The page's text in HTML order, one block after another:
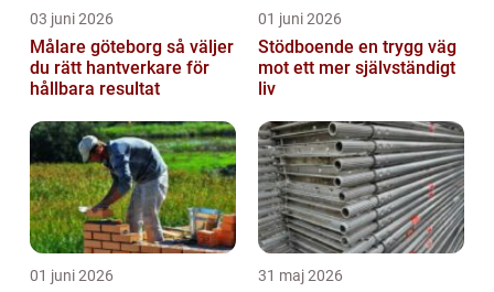
03 juni 2026
Målare göteborg så väljer
du rätt hantverkare för
hållbara resultat
01 juni 2026
Stödboende en trygg väg
mot ett mer självständigt
liv
01 juni 2026 31 maj 2026